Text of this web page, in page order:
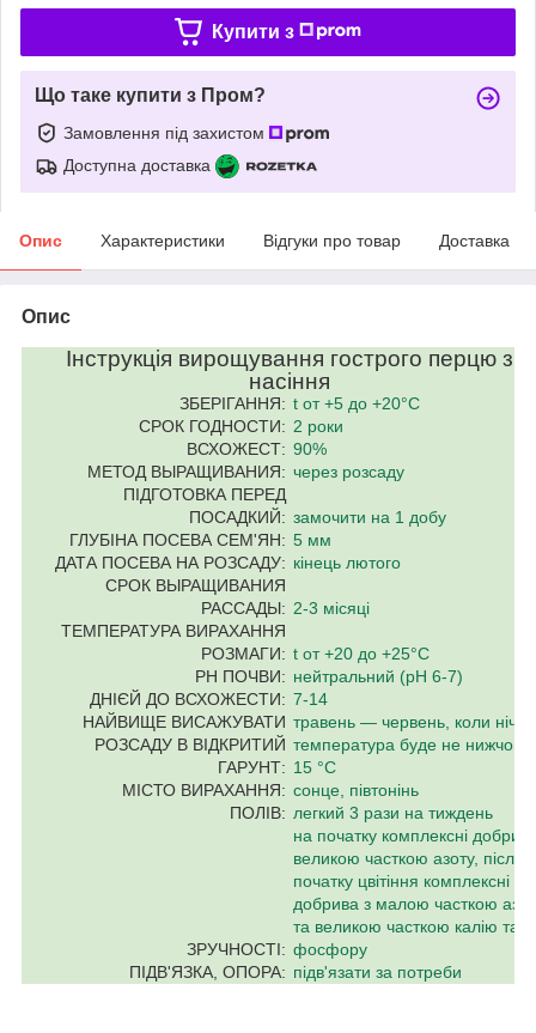
Купити з
Що таке купити з Пром?
Замовлення під захистом
Доступна доставка
Опис Характеристики Відгуки про товар Доставка
Опис
Інструкція вирощування гострого перцю з
насіння
ЗБЕРІГАННЯ: t от +5 до +20°C
СРОК ГОДНОСТИ: 2 роки
ВСХОЖЕСТ: 90%
МЕТОД ВЫРАЩИВАНИЯ: через розсаду
ПІДГОТОВКА ПЕРЕД
ПОСАДКИЙ: замочити на 1 добу
ГЛУБІНА ПОСЕВА СЕМ'ЯН: 5 мм
ДАТА ПОСЕВА НА РОЗСАДУ: кінець лютого
СРОК ВЫРАЩИВАНИЯ
РАССАДЫ: 2-3 місяці
ТЕМПЕРАТУРА ВИРАХАННЯ
РОЗМАГИ: t от +20 до +25°C
PH ПОЧВИ: нейтральний (pH 6-7)
ДНІЄЙ ДО ВСХОЖЕСТИ: 7-14
НАЙВИЩЕ ВИСАЖУВАТИ
РОЗСАДУ В ВІДКРИТИЙ
ГАРУНТ:
травень — червень, коли нічна
температура буде не нижчою
15 °C
МІСТО ВИРАХАННЯ: сонце, півтонінь
ПОЛІВ: легкий 3 рази на тиждень
ЗРУЧНОСТІ:
на початку комплексні
великою часткою азоту, після
початку цвітіння комплексні
добрива з малою часткою
та великою часткою калію та
фосфору
ПІДВ'ЯЗКА, ОПОРА: підв'язати за потреби